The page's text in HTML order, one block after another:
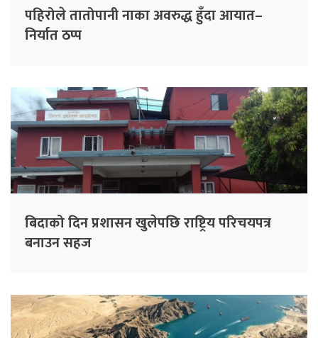
पहिरोले तातोपानी नाका अवरुद्ध हुँदा आयात–
निर्यात ठप्प
बिदाको दिन प्रशासन खुलेपछि राष्ट्रिय परिचयपत्र
बनाउन सहज